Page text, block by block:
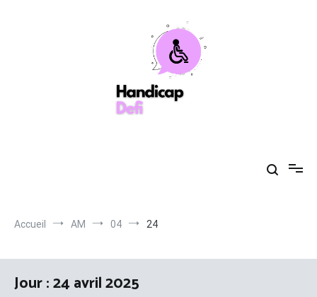
Accueil AM 04 24
Jour :24 avril 2025